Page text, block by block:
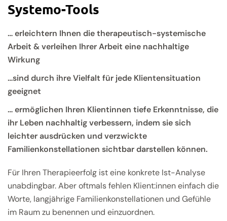
Systemo-Tools
… erleichtern Ihnen die therapeutisch-systemische
Arbeit & verleihen Ihrer Arbeit eine nachhaltige
Wirkung
…sind durch ihre Vielfalt für jede Klientensituation
geeignet
… ermöglichen Ihren Klientinnen tiefe Erkenntnisse, die
ihr Leben nachhaltig verbessern, indem sie sich
leichter ausdrücken und verzwickte
Familienkonstellationen sichtbar darstellen können.
Für Ihren Therapieerfolg ist eine konkrete Ist-Analyse
unabdingbar. Aber oftmals fehlen Klient:innen einfach die
Worte, langjährige Familienkonstellationen und Gefühle
im Raum zu benennen und einzuordnen.